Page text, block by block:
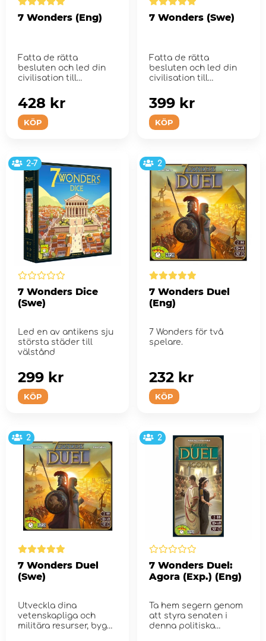
7 Wonders (Eng)
Fatta de rätta
besluten och led din
civilisation till
KÖP
428 kr
7 Wonders (Swe)
Fatta de rätta
besluten och led din
civilisation till
KÖP
399 kr
2-7
7 Wonders Dice
(Swe)
Led en av antikens sju
största städer till
välstånd
KÖP
299 kr
2
7 Wonders Duel
(Eng)
7 Wonders för två
spelare.
KÖP
232 kr
2
7 Wonders Duel
(Swe)
Utveckla dina
vetenskapliga och
militära resurser, bygg
2
7 Wonders Duel:
Agora (Exp.) (Eng)
Ta hem segern genom
att styra senaten i
denna politiska